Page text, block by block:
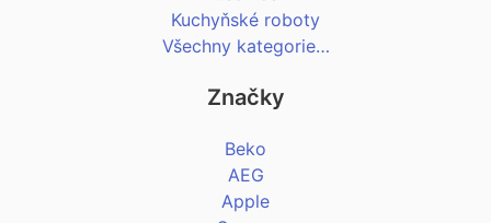
Kuchyňské roboty
Všechny kategorie…
Značky
Beko
AEG
Apple